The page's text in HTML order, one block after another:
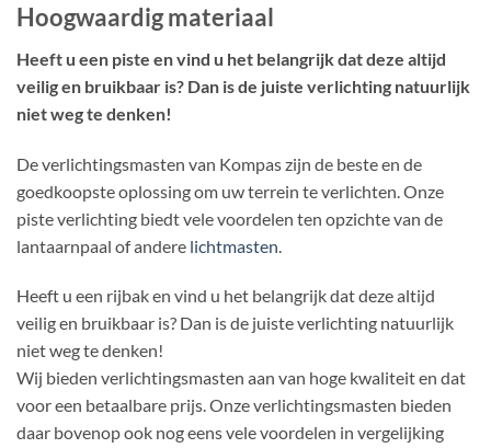
Hoogwaardig materiaal
Heeft u een piste en vind u het belangrijk dat deze altijd
veilig en bruikbaar is? Dan is de juiste verlichting natuurlijk
niet weg te denken!
De verlichtingsmasten van Kompas zijn de beste en de
goedkoopste oplossing om uw terrein te verlichten. Onze
piste verlichting biedt vele voordelen ten opzichte van de
lantaarnpaal of andere lichtmasten
Heeft u een rijbak en vind u het belangrijk dat deze altijd
veilig en bruikbaar is? Dan is de juiste verlichting natuurlijk
niet weg te denken!
Wij bieden verlichtingsmasten aan van hoge kwaliteit en dat
voor een betaalbare prijs. Onze verlichtingsmasten bieden
daar bovenop ook nog eens vele voordelen in vergelijking